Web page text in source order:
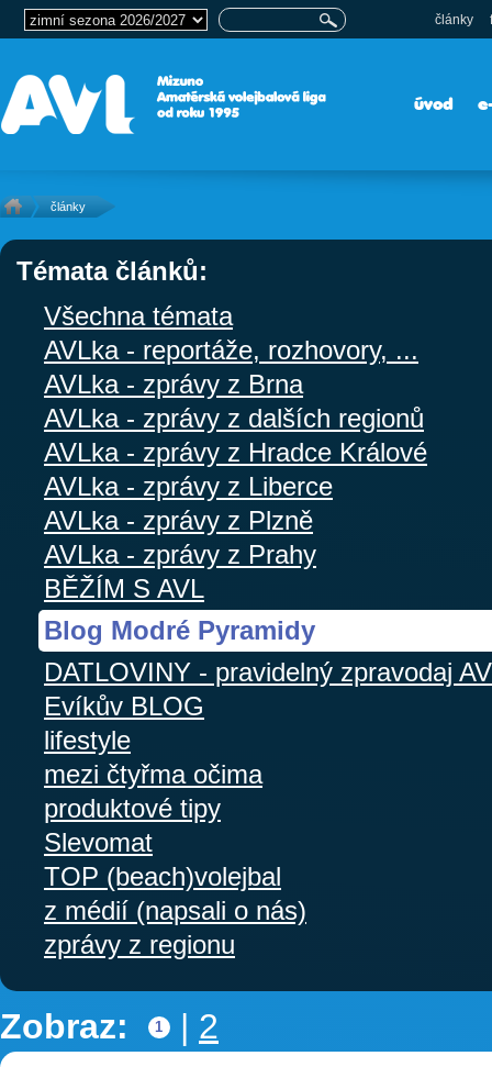
články
úvod
články
Témata článků:
Všechna témata
AVLka - reportáže, rozhovory, ...
AVLka - zprávy z Brna
AVLka - zprávy z dalších regionů
AVLka - zprávy z Hradce Králové
AVLka - zprávy z Liberce
AVLka - zprávy z Plzně
AVLka - zprávy z Prahy
BĚŽÍM S AVL
Blog Modré Pyramidy
DATLOVINY - pravidelný zpravodaj
Evíkův BLOG
lifestyle
mezi čtyřma očima
produktové tipy
Slevomat
TOP (beach)volejbal
z médií (napsali o nás)
zprávy z regionu
Zobraz: 1 | 2